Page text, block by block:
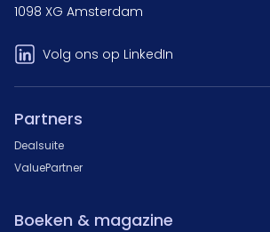
1098 XG Amsterdam
Volg ons op LinkedIn
Partners
Dealsuite
ValuePartner
Boeken & magazine